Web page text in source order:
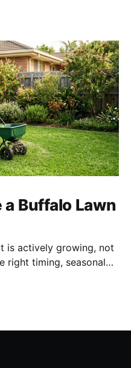
Buffalo Lawn
is actively growing, not
right timing, seasonal